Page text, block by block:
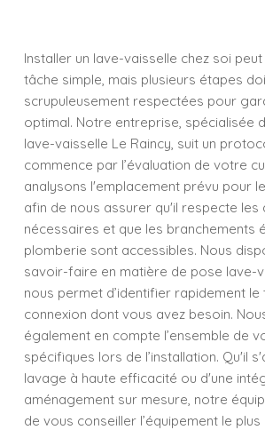
Installer un lave-vaisselle chez soi
tâche simple, mais plusieurs étapes
scrupuleusement respectées pour
optimal. Notre entreprise, spécialisée
lave-vaisselle Le Raincy, suit un
commence par l’évaluation de votre
analysons l'emplacement prévu pour
afin de nous assurer qu'il respecte les
nécessaires et que les branchements
plomberie sont accessibles. Nous
savoir-faire en matière de pose lave-
nous permet d’identifier rapidement le
connexion dont vous avez besoin.
également en compte l’ensemble de
spécifiques lors de l’installation. Qu'il
lavage à haute efficacité ou d'une
aménagement sur mesure, notre
de vous conseiller l’équipement le